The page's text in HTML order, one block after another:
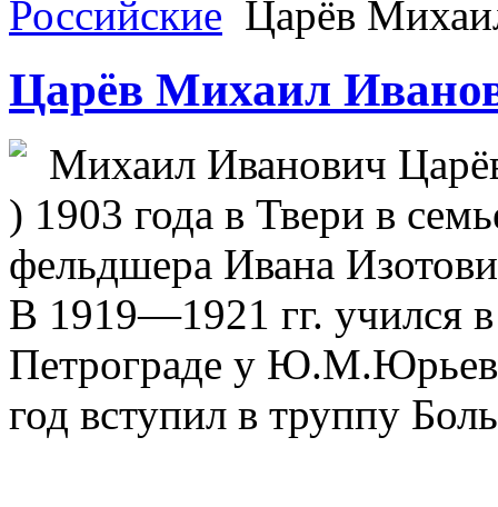
Российские Царёв
Царёв Михаил
Михаил Иванович
) 1903 года в Твери в
фельдшера Ивана
В 1919—1921 гг. учился
Петрограде у
год вступил в труппу